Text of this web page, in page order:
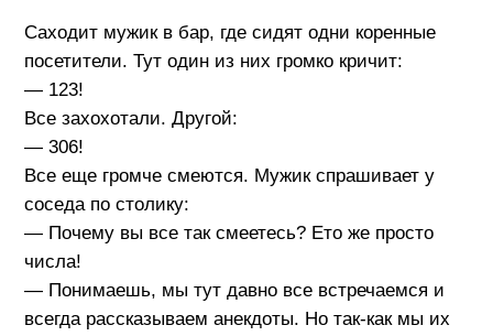
Саходит мужик в бар, где сидят одни коренные
посетители. Тут один из них громко кричит:
— 123!
Все захохотали. Другой:
— 306!
Все еще громче смеются. Мужик спрашивает у
соседа по столику:
— Почему вы все так смеетесь? Ето же просто
числа!
— Понимаешь, мы тут давно все встречаемся и
всегда рассказываем анекдоты. Но так-как мы их